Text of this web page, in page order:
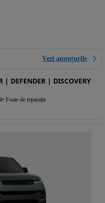
Vezi anunțurile
| DEFENDER | DISCOVERY
Foaie de reparație